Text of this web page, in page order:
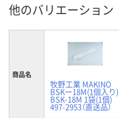
他のバリエーション
商品名
牧野工業 MAKINO
BSKー18M(1個入り)
BSK-18M 1袋(1個)
497-2953（直送品）